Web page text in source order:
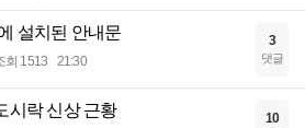
설치된 안내문
회 1513 21:30
3
댓글
시락 신상 근황 10